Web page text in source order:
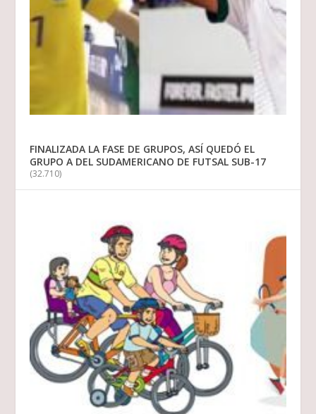
FINALIZADA LA FASE DE GRUPOS, ASÍ QUEDÓ EL
GRUPO A DEL SUDAMERICANO DE FUTSAL SUB-17
(32.710)